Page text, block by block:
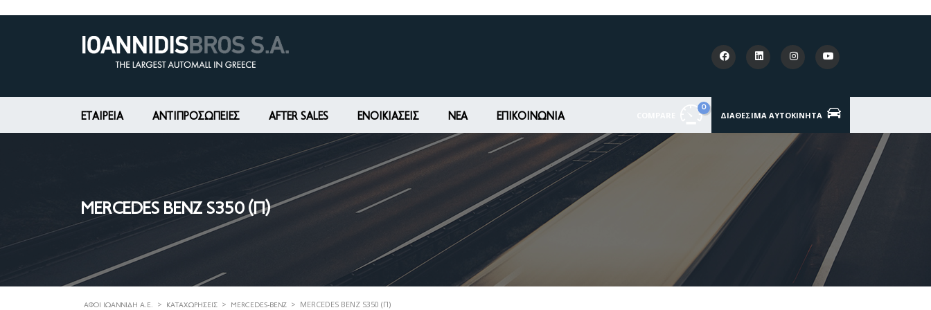
0
ΔΙΑΘΈΣΙΜΑ ΑΥΤΟΚΊΝΗΤΑ
ΕΤΑΙΡΕΊΑ ΑΝΤΙΠΡΟΣΩΠΕΙΕΣ AFTER SALES ΕΝΟΙΚΙΆΣΕΙΣ ΝΕΑ ΕΠΙΚΟΙΝΩΝΊΑ
MERCEDES BENZ S350 (Π)
ΑΦΟΊ ΙΩΑΝΝΊΔΗ Α.Ε. > ΚΑΤΑΧΩΡΉΣΕΙΣ > MERCEDES-BENZ > MERCEDES BENZ S350 (Π)